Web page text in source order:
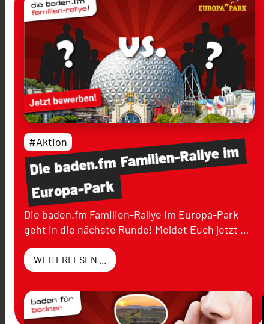
Diebaden.fmFamilien-Rallyeim
Europa-Park
#Aktion
Die baden.fm Familien-Rallye im Europa-Park
geht in die nächste Runde! Meldet Euch jetzt …
WEITERLESEN ...